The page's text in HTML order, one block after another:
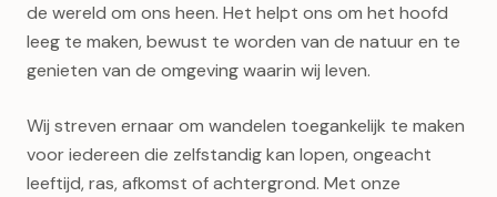
de wereld om ons heen. Het helpt ons om het hoofd
leeg te maken, bewust te worden van de natuur en te
genieten van de omgeving waarin wij leven.
Wij streven ernaar om wandelen toegankelijk te maken
voor iedereen die zelfstandig kan lopen, ongeacht
leeftijd, ras, afkomst of achtergrond. Met onze